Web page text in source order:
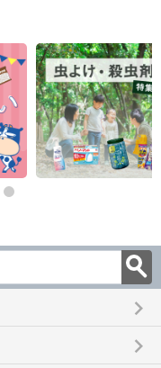
keyboard_arrow_right
keyboard_arrow_right